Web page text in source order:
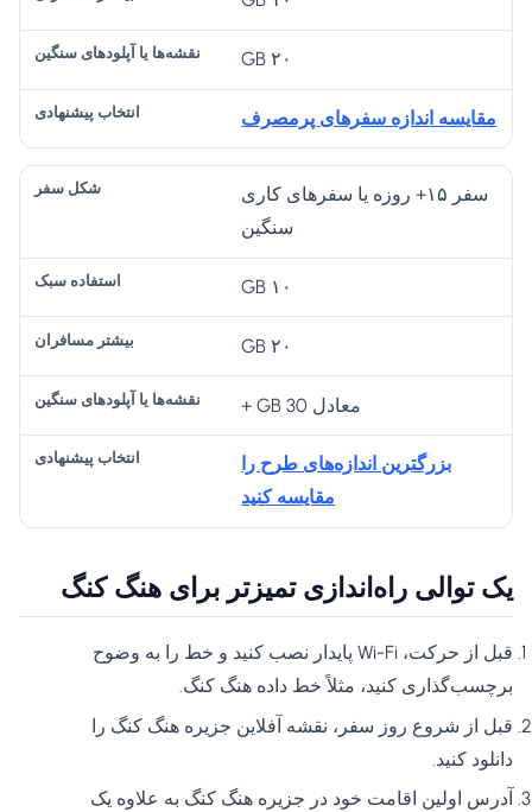
۲۰ GB
مقایسه اندازه سفرهای پرمصرف
سفر ۱۵+ روزه یا سفرهای کاری
سنگین
۱۰ GB
۲۰ GB
معادل 30 GB +
بزرگترین اندازه‌های طرح را
مقایسه کنید
یک توالی راه‌اندازی تمیزتر برای هنگ کنگ
قبل از حرکت، Wi-Fi پایدار نصب کنید و خط را به وضوح
برچسب‌گذاری کنید، مثلاً خط داده هنگ کنگ.
قبل از شروع روز سفر، نقشه آفلاین جزیره هنگ کنگ را
دانلود کنید.
آدرس اولین اقامت خود در جزیره هنگ کنگ به علاوه یک